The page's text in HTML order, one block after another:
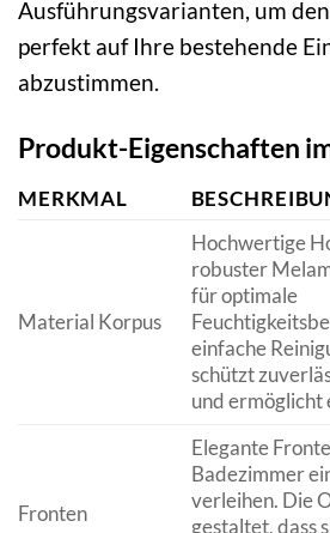
Ausführungsvarianten, um
perfekt auf Ihre bestehende
abzustimmen.
Produkt-Eigenschaften
MERKMAL
Material Korpus
Hochwertige
robuster
für optimale
einfache
schützt
und ermöglicht
Fronten
Elegante
Badezimmer
verleihen. Die
gestaltet, dass